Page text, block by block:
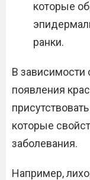
которые
ранки.
В зависимости
появления
которые
заболевания.
Например,